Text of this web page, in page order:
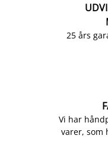
25 års
Vi har
varer, som